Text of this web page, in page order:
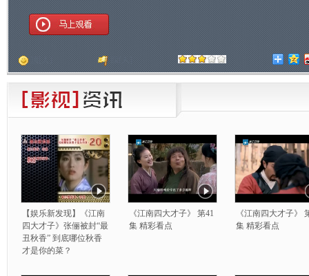
【娱乐新发现】《江南
四大才子》张俪被封“最
丑秋香” 到底哪位秋香
才是你的菜？
《江南四大才子》 第41
集 精彩看点
《江南四大才子》
集 精彩看点